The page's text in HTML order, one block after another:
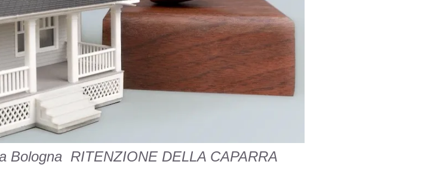
Bologna RITENZIONE DELLA CAPARRA